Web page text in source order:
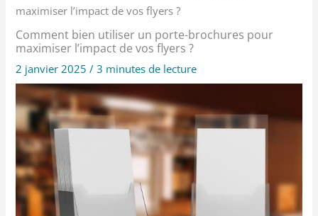
maximiser l’impact de vos flyers ?
Comment bien utiliser un porte-brochures pour
maximiser l’impact de vos flyers ?
2 janvier 2025/3 minutes de lecture